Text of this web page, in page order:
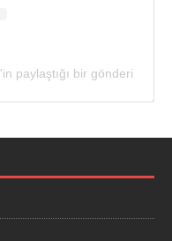
paylaştığı bir gönderi